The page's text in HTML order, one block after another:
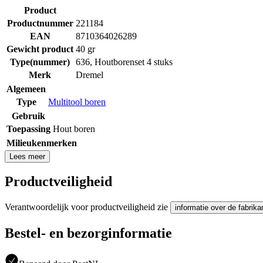
Product
Productnummer 221184
EAN
8710364026289
Gewicht product 40 gr
Type(nummer) 636, Houtborenset 4 stuks
Merk
Dremel
Algemeen
Type
Multitool boren
Gebruik
Toepassing Hout boren
Milieukenmerken
Lees meer
Productveiligheid
Verantwoordelijk voor productveiligheid zie informatie over de
Bestel- en bezorginformatie